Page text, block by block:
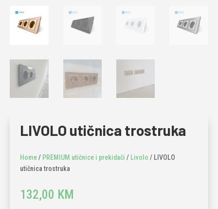
LIVOLO utičnica trostruka
Home/ PREMIUM utičnice i prekidači / Livolo / LIVOLO
utičnica trostruka
132,00 KM